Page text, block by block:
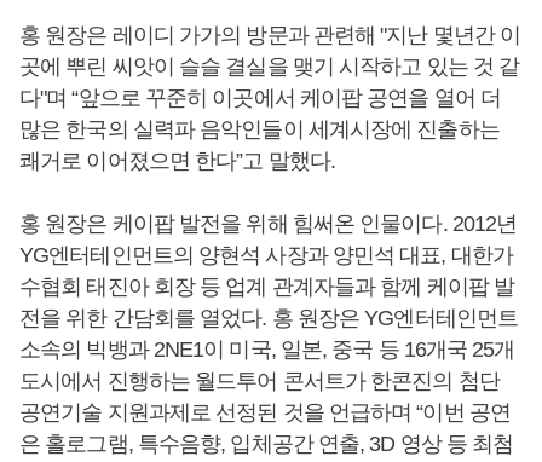
홍 원장은 레이디 가가의 방문과 관련해 "지난 몇년간 이
곳에 뿌린 씨앗이 슬슬 결실을 맺기 시작하고 있는 것 같
다"며 “앞으로 꾸준히 이곳에서 케이팝 공연을 열어 더
많은 한국의 실력파 음악인들이 세계시장에 진출하는
쾌거로 이어졌으면 한다”고 말했다.
홍 원장은 케이팝 발전을 위해 힘써온 인물이다. 2012년
YG엔터테인먼트의 양현석 사장과 양민석 대표, 대한가
수협회 태진아 회장 등 업계 관계자들과 함께 케이팝 발
전을 위한 간담회를 열었다. 홍 원장은 YG엔터테인먼트
소속의 빅뱅과 2NE1이 미국, 일본, 중국 등 16개국 25개
도시에서 진행하는 월드투어 콘서트가 한콘진의 첨단
공연기술 지원과제로 선정된 것을 언급하며 “이번 공연
은 홀로그램, 특수음향, 입체공간 연출, 3D 영상 등 최첨